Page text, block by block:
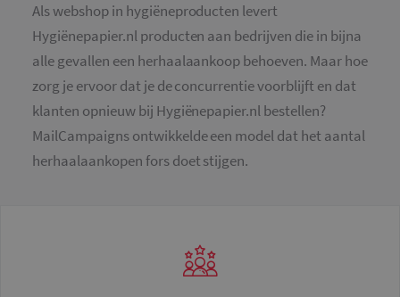
Als webshop in hygiëneproducten levert
Hygiënepapier.nl producten aan bedrijven die in bijna
alle gevallen een herhaalaankoop behoeven. Maar hoe
zorg je ervoor dat je de concurrentie voorblijft en dat
klanten opnieuw bij Hygiënepapier.nl bestellen?
MailCampaigns ontwikkelde een model dat het aantal
herhaalaankopen fors doet stijgen.